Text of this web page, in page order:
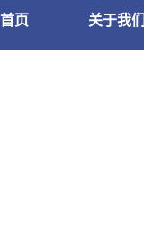
首页 关于我们